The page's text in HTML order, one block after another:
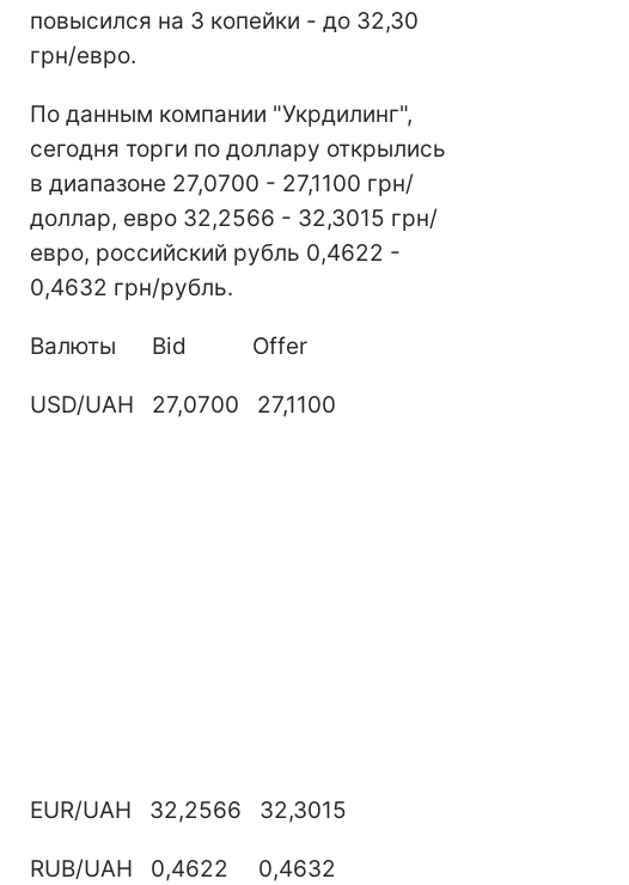
повысился на 3 копейки - до 32,30
грн/евро.
По данным компании "Укрдилинг",
сегодня торги по доллару открылись
в диапазоне 27,0700 - 27,1100 грн/
доллар, евро 32,2566 - 32,3015 грн/
евро, российский рубль 0,4622 -
0,4632 грн/рубль.
Валюты Bid Offer
USD/UAH 27,0700 27,1100
EUR/UAH 32,2566 32,3015
RUB/UAH 0,4622 0,4632